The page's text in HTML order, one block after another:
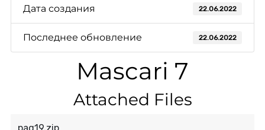
Дата создания 22.06.2022
Последнее обновление 22.06.2022
Mascari 7
Attached Files